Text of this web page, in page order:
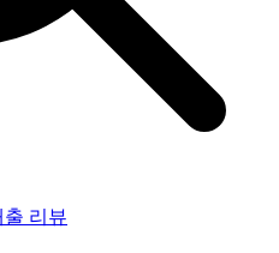
출 리뷰